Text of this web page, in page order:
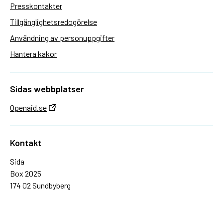
Presskontakter
Tillgänglighetsredogörelse
Användning av personuppgifter
Hantera kakor
Sidas webbplatser
Openaid.se
Kontakt
Sida
Box 2025
174 02 Sundbyberg